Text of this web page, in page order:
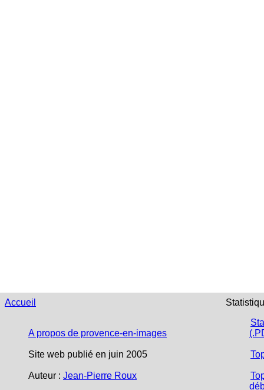
Accueil
A propos de provence-en-images
Site web publié en juin 2005
Auteur : Jean-Pierre Roux